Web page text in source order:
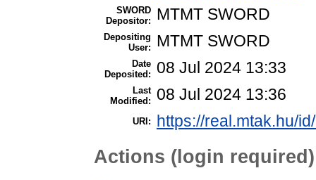
SWORD
Depositor:
MTMT SWORD
Depositing
User:
MTMT SWORD
Date
Deposited:
08 Jul 2024 13:33
Last
Modified:
08 Jul 2024 13:36
URI: https://real.mtak.hu/
Actions (login required)